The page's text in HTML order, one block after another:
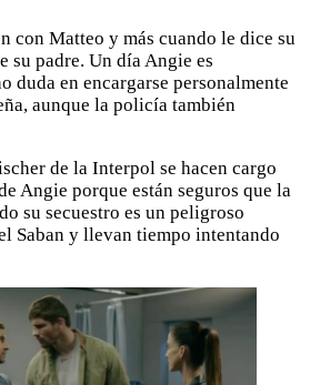
con Matteo y más cuando le dice su
su padre. Un día Angie es
duda en encargarse personalmente
aunque la policía también
de la Interpol se hacen cargo
Angie porque están seguros que la
su secuestro es un peligroso
Saban y llevan tiempo intentando